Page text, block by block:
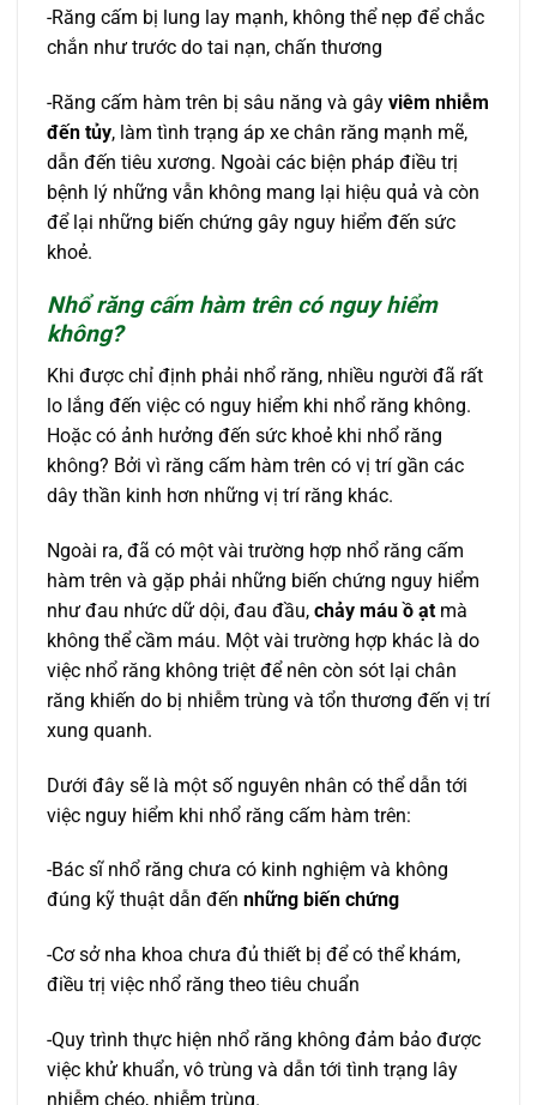
-Răng cấm bị lung lay mạnh, không thể nẹp để chắc
chắn như trước do tai nạn, chấn thương
-Răng cấm hàm trên bị sâu năng và gây viêm nhiễm
đến tủy, làm tình trạng áp xe chân răng mạnh mẽ,
dẫn đến tiêu xương. Ngoài các biện pháp điều trị
bệnh lý những vẫn không mang lại hiệu quả và còn
để lại những biến chứng gây nguy hiểm đến sức
khoẻ.
Nhổ răng cấm hàm trên có nguy hiểm
không?
Khi được chỉ định phải nhổ răng, nhiều người đã rất
lo lắng đến việc có nguy hiểm khi nhổ răng không.
Hoặc có ảnh hưởng đến sức khoẻ khi nhổ răng
không? Bởi vì răng cấm hàm trên có vị trí gần các
dây thần kinh hơn những vị trí răng khác.
Ngoài ra, đã có một vài trường hợp nhổ răng cấm
hàm trên và gặp phải những biến chứng nguy hiểm
như đau nhức dữ dội, đau đầu, chảy máu ồ ạt mà
không thể cầm máu. Một vài trường hợp khác là do
việc nhổ răng không triệt để nên còn sót lại chân
răng khiến do bị nhiễm trùng và tổn thương đến vị trí
xung quanh.
Dưới đây sẽ là một số nguyên nhân có thể dẫn tới
việc nguy hiểm khi nhổ răng cấm hàm trên:
-Bác sĩ nhổ răng chưa có kinh nghiệm và không
đúng kỹ thuật dẫn đến những biến chứng
-Cơ sở nha khoa chưa đủ thiết bị để có thể khám,
điều trị việc nhổ răng theo tiêu chuẩn
-Quy trình thực hiện nhổ răng không đảm bảo được
việc khử khuẩn, vô trùng và dẫn tới tình trạng lây
nhiễm chéo, nhiễm trùng.